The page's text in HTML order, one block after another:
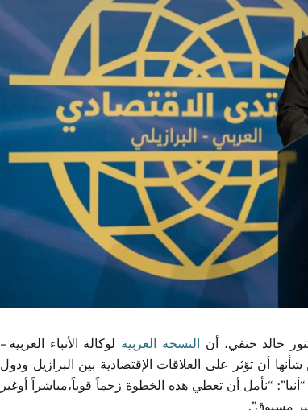
خالد حنفي، أن النسخة العربية لوكالة الأنباء العربية –
أن تؤثر على العلاقات الإقتصادية بين البرازيل ودول
“نأمل أن تعطي هذه الخطوة زحماً قوياً،مباشراً أوغير
مسبوق”.